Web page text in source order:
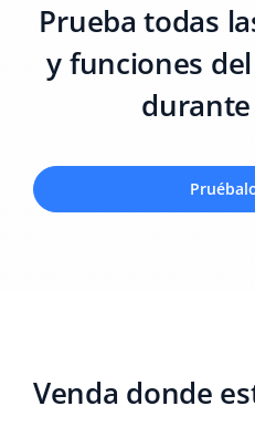
Prueba todas
y funciones
Venda donde